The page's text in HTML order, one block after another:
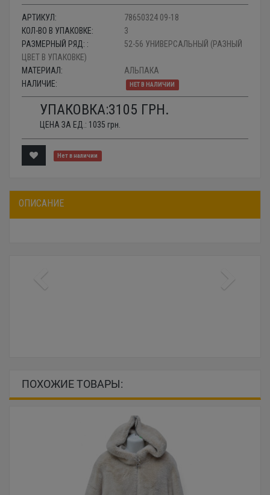
АРТИКУЛ:
78650324 09-18
КОЛ-ВО В УПАКОВКЕ:
3
РАЗМЕРНЫЙ РЯД: :
52-56 УНИВЕРСАЛЬНЫЙ (РАЗНЫЙ
ЦВЕТ В УПАКОВКЕ)
МАТЕРИАЛ:
АЛЬПАКА
НАЛИЧИЕ:
НЕТ В НАЛИЧИИ
УПАКОВКА:3105 ГРН.
ЦЕНА ЗА ЕД.: 1035 грн.
Нет в наличии
ОПИСАНИЕ
ПОХОЖИЕ ТОВАРЫ: